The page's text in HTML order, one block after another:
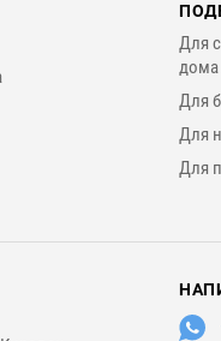
Для
дома
Для
Для
Для